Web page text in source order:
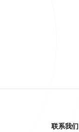
联系我们